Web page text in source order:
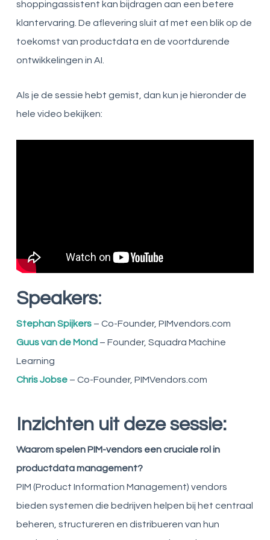
shoppingassistent kan bijdragen aan een betere
klantervaring. De aflevering sluit af met een blik op de
toekomst van productdata en de voortdurende
ontwikkelingen in AI.
Als je de sessie hebt gemist, dan kun je hieronder de
hele video bekijken:
Speakers:
Stephan Spijkers– Co-Founder, PIMvendors.com
Guus van de Mond – Founder, Squadra Machine
Learning
Chris Jobse– Co-Founder, PIMVendors.com
Inzichten uit deze sessie:
Waarom spelen PIM-vendors een cruciale rol in
productdata management?
PIM (Product Information Management) vendors
bieden systemen die bedrijven helpen bij het centraal
beheren, structureren en distribueren van hun